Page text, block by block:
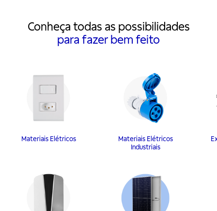
Conheça todas as possibilidades
para fazer bem feito
Materiais Elétricos
Materiais Elétricos
Industriais